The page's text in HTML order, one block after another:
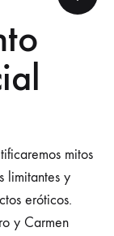
mitos
limitantes y
eróticos.
y Carmen